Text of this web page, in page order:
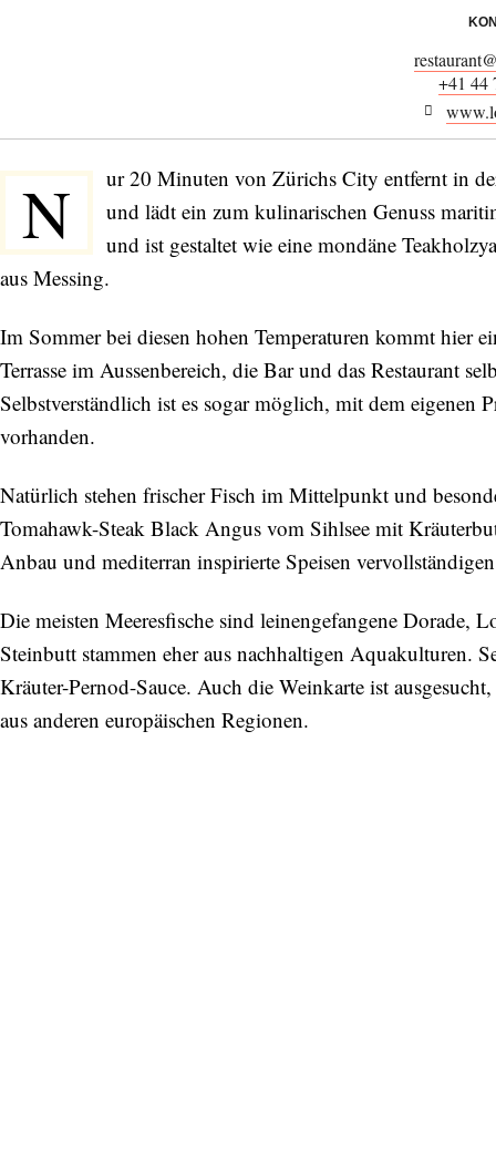
+41 44
N
ur 20 Minuten von Zürichs City entfernt in
und lädt ein zum kulinarischen Genuss
und ist gestaltet wie eine mondäne
aus Messing.
Im Sommer bei diesen hohen Temperaturen kommt hier
Terrasse im Aussenbereich, die Bar und das Restaurant
Selbstverständlich ist es sogar möglich, mit dem eigenen
vorhanden.
Natürlich stehen frischer Fisch im Mittelpunkt und
Tomahawk-Steak Black Angus vom Sihlsee mit
Anbau und mediterran inspirierte Speisen
Die meisten Meeresfische sind leinengefangene Dorade,
Steinbutt stammen eher aus nachhaltigen Aquakulturen.
Kräuter-Pernod-Sauce. Auch die Weinkarte ist
aus anderen europäischen Regionen.